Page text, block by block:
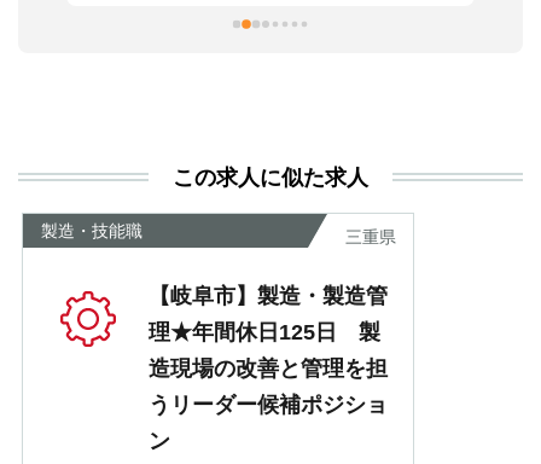
が
この求人に似た求人
製造・技能職 三重県
【岐阜市】製造・製造管
理★年間休日125日 製
造現場の改善と管理を担
うリーダー候補ポジショ
ン